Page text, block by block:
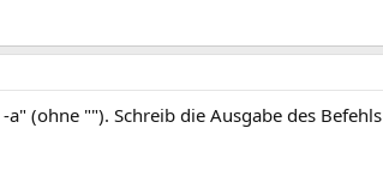
(ohne ""). Schreib die Ausgabe des